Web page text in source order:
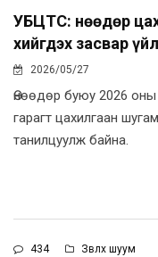
УБЦТС: Өнөөдөр
хийгдэх засвар
2026/05/27
Өнөөдөр буюу 2026
гарагт цахилгаан
танилцуулж байна.
434 Зөвлөх шуум